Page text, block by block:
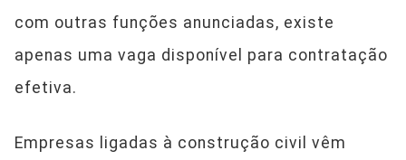
com outras funções anunciadas, existe
apenas uma vaga disponível para contratação
efetiva.
Empresas ligadas à construção civil vêm